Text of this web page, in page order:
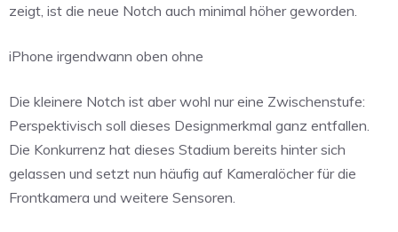
zeigt, ist die neue Notch auch minimal höher geworden.
iPhone irgendwann oben ohne
Die kleinere Notch ist aber wohl nur eine Zwischenstufe:
Perspektivisch soll dieses Designmerkmal ganz entfallen.
Die Konkurrenz hat dieses Stadium bereits hinter sich
gelassen und setzt nun häufig auf Kameralöcher für die
Frontkamera und weitere Sensoren.